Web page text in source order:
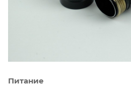
Питание